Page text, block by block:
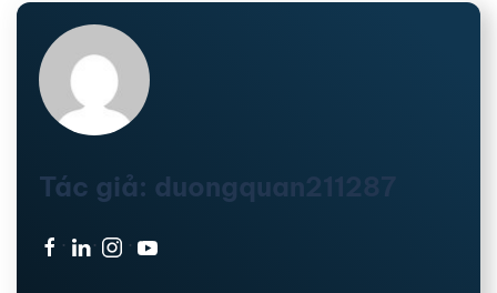
Tác giả: duongquan211287
· · ·